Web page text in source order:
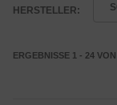
HERSTELLER:
ERGEBNISSE 1 - 24